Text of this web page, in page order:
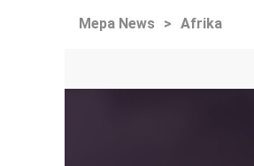
Mepa News > Afrika